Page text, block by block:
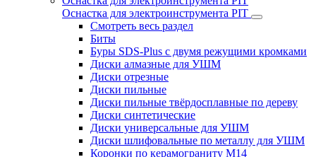
Оснастка для электроинструмента PIT
Смотреть весь раздел
Биты
Буры SDS-Plus c двумя режущими кромками
Диски алмазные для УШМ
Диски отрезные
Диски пильные
Диски пильные твёрдосплавные по дереву
Диски синтетические
Диски универсальные для УШМ
Диски шлифовальные по металлу для УШМ
Коронки по керамограниту M14